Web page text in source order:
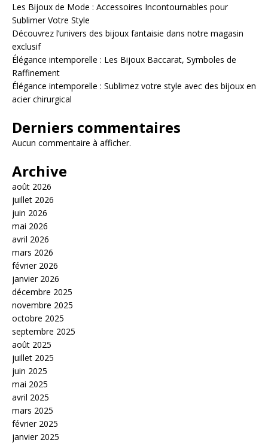
Les Bijoux de Mode : Accessoires Incontournables pour
Sublimer Votre Style
Découvrez l’univers des bijoux fantaisie dans notre magasin
exclusif
Élégance intemporelle : Les Bijoux Baccarat, Symboles de
Raffinement
Élégance intemporelle : Sublimez votre style avec des bijoux en
acier chirurgical
Derniers commentaires
Aucun commentaire à afficher.
Archive
août 2026
juillet 2026
juin 2026
mai 2026
avril 2026
mars 2026
février 2026
janvier 2026
décembre 2025
novembre 2025
octobre 2025
septembre 2025
août 2025
juillet 2025
juin 2025
mai 2025
avril 2025
mars 2025
février 2025
janvier 2025